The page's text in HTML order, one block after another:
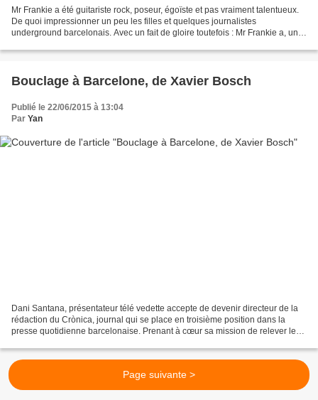
Mr Frankie a été guitariste rock, poseur, égoïste et pas vraiment talentueux.
De quoi impressionner un peu les filles et quelques journalistes
underground barcelonais. Avec un fait de gloire toutefois : Mr Frankie a, un
Bouclage à Barcelone, de Xavier Bosch
Publié le 22/06/2015 à 13:04
Par Yan
Dani Santana, présentateur télé vedette accepte de devenir directeur de la
rédaction du Crònica, journal qui se place en troisième position dans la
presse quotidienne barcelonaise. Prenant à cœur sa mission de relever les
Page suivante >